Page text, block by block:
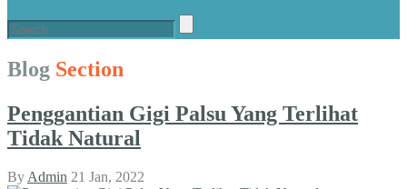
Blog Section
Penggantian Gigi Palsu Yang Terlihat
Tidak Natural
By Admin 21 Jan, 2022